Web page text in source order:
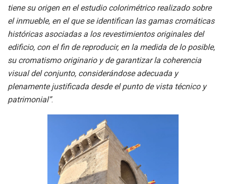
tiene su origen en el estudio colorimétrico realizado sobre
el inmueble, en el que se identifican las gamas cromáticas
históricas asociadas a los revestimientos originales del
edificio, con el fin de reproducir, en la medida de lo posible,
su cromatismo originario y de garantizar la coherencia
visual del conjunto, considerándose adecuada y
plenamente justificada desde el punto de vista técnico y
patrimonial”.